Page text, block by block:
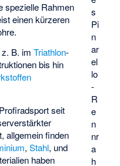
s
Pi
n
ar
el
lo
-
R
e
n
nr
a
h
spezielle Rahmen
einen kürzeren
z. B. imTriathlon-
bis hin
seit
allgemein finden
,Stahl, und
haben